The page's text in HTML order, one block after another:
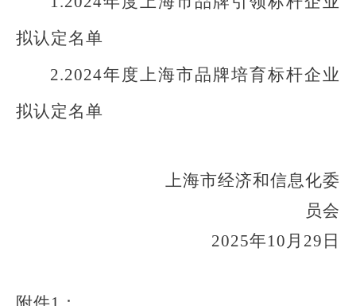
拟认定名单
2.2024年度上海市品牌培育标杆企业
拟认定名单
上海市经济和信息化委
员会
2025年10 月 29 日